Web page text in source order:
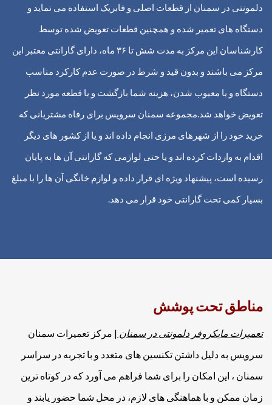
دلمونتی در سمنان از قطعات اصلی و فابریک استفاده می نماید و
دستگاه های تعمیر شده و همچنین قطعات تعویض شده توسط
کارشناسان این مرکز به مدت شش تا ۳۶ ماه، دارای گارانتی معتبر این
مرکز می باشند و بدون قید و شرط در صورت عدم کارکرد مناسب
دستگاه و یا معیوب شدن، هزینه شما بازگشت و یا قطعه مورد نظر
تعویض خواهد شد.مجموعه سمنان سرویس برای رفاه مشتریانی که
خرید خود را از شهرهای مرزی انجام داده اند و یا از کشور های دیگر
اقدام به واردات کرده اند و یا حتی لوازمی که گارانتی آن ها به پایان
رسیده است، پیشنهاد ویژه ای قرار داده و لوازم خانگی آن ها را با مبلغ
بسیار کمی تحت گارانتی خود قرار می دهد.
مناطق تحت پوشش
تعمیرات مایکروفر دلمونتی در سمنان | مرکز تعمیرات سمنان
سرویس به دلیل داشتن تکنسین های متعدد و با تجربه در سراسر
سمنان ، این امکان را برای شما فراهم می آورد که در کوتاه ترین
زمان ممکن و با هماهنگی های لازم، در محل شما حضور یابند و